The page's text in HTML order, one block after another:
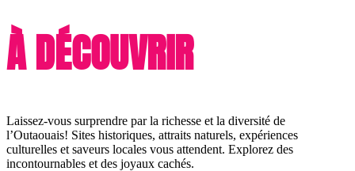
À DÉCOUVRIR
Laissez-vous surprendre par la richesse et la diversité de
l’Outaouais! Sites historiques, attraits naturels, expériences
culturelles et saveurs locales vous attendent. Explorez des
incontournables et des joyaux cachés.